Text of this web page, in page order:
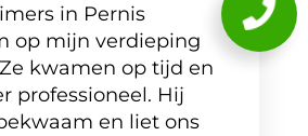
in Pernis
op mijn verdieping
kwamen op tijd en
professioneel. Hij
en liet ons